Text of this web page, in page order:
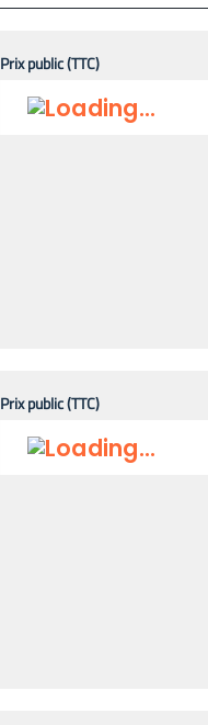
Prix public (TTC)
Prix public (TTC)